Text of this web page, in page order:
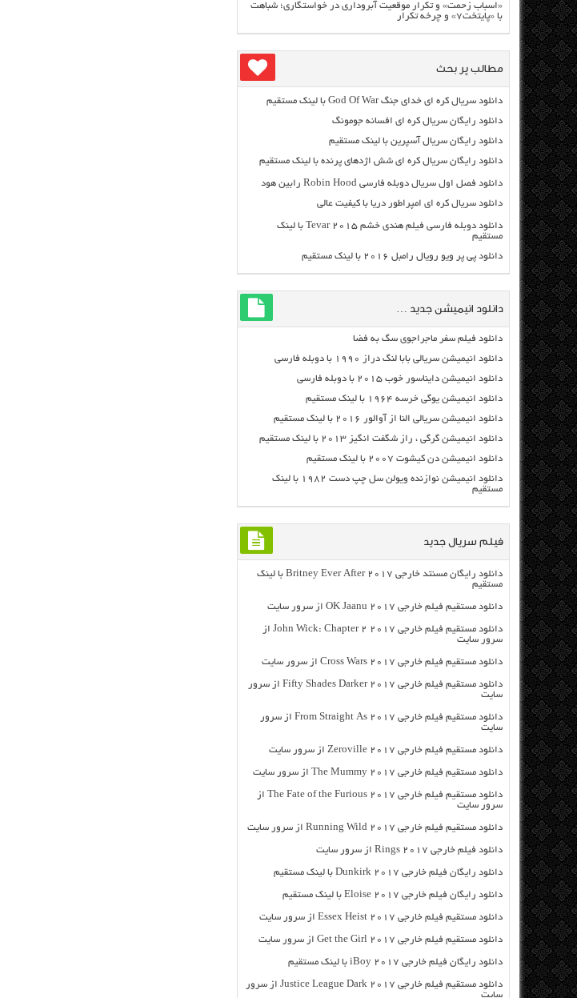
«اسباب زحمت» و تکرار موقعیت آبروداری در خواستگاری؛ شباهت
با «پایتخت۷» و چرخه تکرار
مطالب پر بحث
دانلود سریال کره ای خدای جنگ God Of War با لینک مستقیم
دانلود رایگان سریال کره ای افسانه جومونگ
دانلود رایگان سریال آسپرین با لینک مستقیم
دانلود رایگان سریال کره ای شش اژدهای پرنده با لینک مستقیم
دانلود فصل اول سریال دوبله فارسی Robin Hood رابین هود
دانلود سریال کره ای امپراطور دریا با کیفیت عالی
دانلود دوبله فارسی فیلم هندی خشم Tevar ۲۰۱۵ با لینک
مستقیم
دانلود پی پر ویو رویال رامبل ۲۰۱۶ با لینک مستقیم
دانلود انیمیشن جدید …
دانلود فیلم سفر ماجراجوی سگ به فضا
دانلود انیمیشن سریالی بابا لنگ دراز ۱۹۹۰ با دوبله فارسی
دانلود انیمیشن دایناسور خوب ۲۰۱۵ با دوبله فارسی
دانلود انیمیشن یوگی خرسه ۱۹۶۴ با لینک مستقیم
دانلود انیمیشن سریالی النا از آوالور ۲۰۱۶ با لینک مستقیم
دانلود انیمیشن گرگی ، راز شگفت انگیز ۲۰۱۳ با لینک مستقیم
دانلود انیمیشن دن کیشوت ۲۰۰۷ با لینک مستقیم
دانلود انیمیشن نوازنده ویولن سل چپ دست ۱۹۸۲ با لینک
مستقیم
فیلم سریال جدید
دانلود رایگان مسنتد خارجی Britney Ever After 2017 با لینک
مستقیم
دانلود مستقیم فیلم خارجی OK Jaanu 2017 از سرور سایت
دانلود مستقیم فیلم خارجی John Wick: Chapter 2 2017 از
سرور سایت
دانلود مستقیم فیلم خارجی Cross Wars 2017 از سرور سایت
دانلود مستقیم فیلم خارجی Fifty Shades Darker 2017 از سرور
سایت
دانلود مستقیم فیلم خارجی From Straight As 2017 از سرور
سایت
دانلود مستقیم فیلم خارجی Zeroville 2017 از سرور سایت
دانلود مستقیم فیلم خارجی The Mummy 2017 از سرور سایت
دانلود مستقیم فیلم خارجی The Fate of the Furious 2017 از
سرور سایت
دانلود مستقیم فیلم خارجی Running Wild 2017 از سرور سایت
دانلود فیلم خارجی Rings 2017 از سرور سایت
دانلود رایگان فیلم خارجی Dunkirk 2017 با لینک مستقیم
دانلود رایگان فیلم خارجی Eloise 2017 با لینک مستقیم
دانلود مستقیم فیلم خارجی Essex Heist 2017 از سرور سایت
دانلود مستقیم فیلم خارجی Get the Girl 2017 از سرور سایت
دانلود رایگان فیلم خارجی iBoy 2017 با لینک مستقیم
دانلود مستقیم فیلم خارجی Justice League Dark 2017 از سرور
سایت